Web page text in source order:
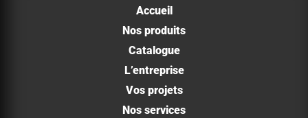
Accueil
Nos produits
Catalogue
L’entreprise
Vos projets
Nos services